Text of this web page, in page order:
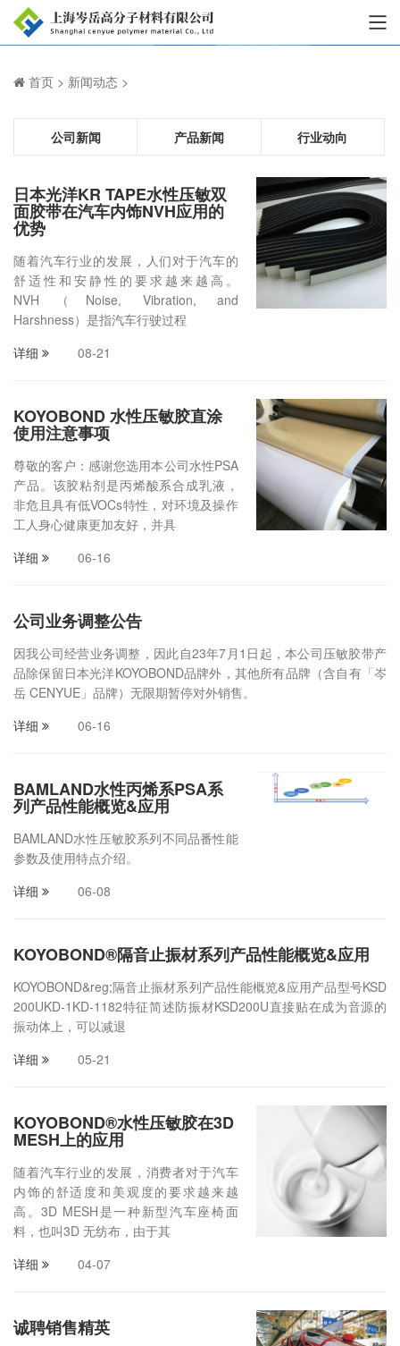
首页 > 新闻动态 >
公司新闻 产品新闻 行业动向
日本光洋KR TAPE水性压敏双
面胶带在汽车内饰NVH应用的
优势
随着汽车行业的发展，人们对于汽车的
舒适性和安静性的要求越来越高。
NVH（Noise, Vibration, and
Harshness）是指汽车行驶过程
详细
08-21
KOYOBOND 水性压敏胶直涂
使用注意事项
尊敬的客户：感谢您选用本公司水性PSA
产品。该胶粘剂是丙烯酸系合成乳液，
非危且具有低VOCs特性，对环境及操作
工人身心健康更加友好，并具
详细
06-16
公司业务调整公告
因我公司经营业务调整，因此自23年7月1日起，本公司压敏胶带产
品除保留日本光洋KOYOBOND品牌外，其他所有品牌（含自有「岑
岳 CENYUE」品牌）无限期暂停对外销售。
详细
06-16
BAMLAND水性丙烯系PSA系
列产品性能概览&应用
BAMLAND水性压敏胶系列不同品番性能
参数及使用特点介绍。
详细
06-08
KOYOBOND®隔音止振材系列产品性能概览&应用
KOYOBOND&reg;隔音止振材系列产品性能概览&应用产品型号KSD
200UKD-1KD-1182特征简述防振材KSD200U直接贴在成为音源的
振动体上，可以减退
详细
05-21
KOYOBOND®水性压敏胶在3D
MESH上的应用
随着汽车行业的发展，消费者对于汽车
内饰的舒适度和美观度的要求越来越
高。3D MESH是一种新型汽车座椅面
料，也叫3D 无纺布，由于其
详细
04-07
诚聘销售精英